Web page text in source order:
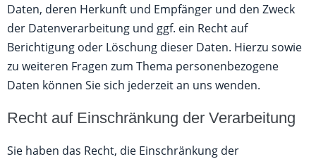
Daten, deren Herkunft und Empfänger und den Zweck
der Datenverarbeitung und ggf. ein Recht auf
Berichtigung oder Löschung dieser Daten. Hierzu sowie
zu weiteren Fragen zum Thema personenbezogene
Daten können Sie sich jederzeit an uns wenden.
Recht auf Einschränkung der Verarbeitung
Sie haben das Recht, die Einschränkung der